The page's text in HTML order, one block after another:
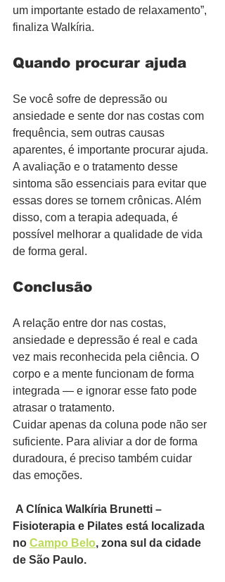
um importante estado de relaxamento”,
finaliza Walkíria.
Quando procurar ajuda
Se você sofre de depressão ou
ansiedade e sente dor nas costas com
frequência, sem outras causas
aparentes, é importante procurar ajuda.
A avaliação e o tratamento desse
sintoma são essenciais para evitar que
essas dores se tornem crônicas. Além
disso, com a terapia adequada, é
possível melhorar a qualidade de vida
de forma geral.
Conclusão
A relação entre dor nas costas,
ansiedade e depressão é real e cada
vez mais reconhecida pela ciência. O
corpo e a mente funcionam de forma
integrada — e ignorar esse fato pode
atrasar o tratamento.
Cuidar apenas da coluna pode não ser
suficiente. Para aliviar a dor de forma
duradoura, é preciso também cuidar
das emoções.
A Clínica Walkíria Brunetti –
Fisioterapia e Pilates está localizada
no Campo Belo, zona sul da cidade
de São Paulo.